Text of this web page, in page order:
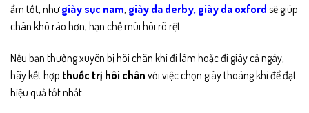
ẩm tốt, nhưgiày sục nam, giày da derby, giày da oxford sẽ giúp
chân khô ráo hơn, hạn chế mùi hôi rõ rệt.
Nếu bạn thường xuyên bị hôi chân khi đi làm hoặc đi giày cả ngày,
hãy kết hợp thuốc trị hôi chân với việc chọn giày thoáng khí để đạt
hiệu quả tốt nhất.